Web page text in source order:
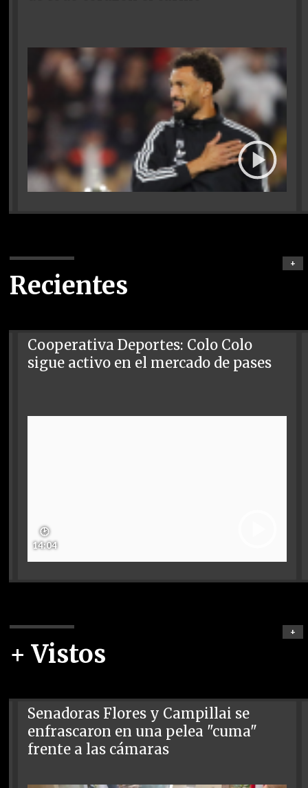
Recientes
+
Cooperativa Deportes: Colo Colo
sigue activo en el mercado de pases
🕑
14:04
+ Vistos
+
Senadoras Flores y Campillai se
enfrascaron en una pelea "cuma"
frente a las cámaras